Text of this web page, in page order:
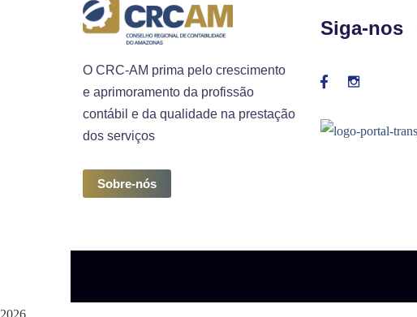
O CRC-AM prima pelo crescimento
e aprimoramento da profissão
contábil e da qualidade na prestação
dos serviços
Sobre-nós
Siga-nos
2026